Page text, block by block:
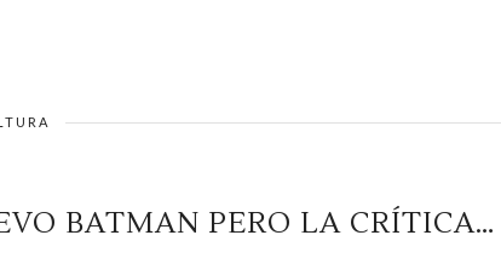
BATMAN PERO LA CRÍTICA…